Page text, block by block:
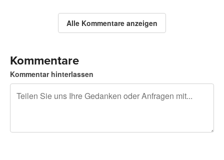
Alle Kommentare anzeigen
Kommentare
Kommentar hinterlassen